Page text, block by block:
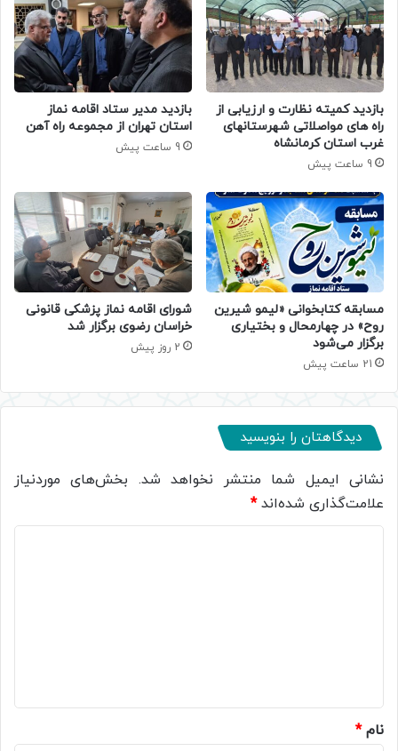
بازدید کمیته نظارت و ارزیابی از
راه های مواصلاتی شهرستانهای
غرب استان کرمانشاه
9 ساعت پیش
بازدید مدیر ستاد اقامه نماز
استان تهران از مجموعه راه آهن
9 ساعت پیش
مسابقه کتابخوانی «لیمو شیرین
روح» در چهارمحال و بختیاری
برگزار می‌شود
21 ساعت پیش
شورای اقامه نماز پزشکی قانونی
خراسان رضوی برگزار شد
2 روز پیش
دیدگاهتان را بنویسید
نشانی ایمیل شما منتشر نخواهد شد. بخش‌های موردنیاز
علامت‌گذاری شده‌اند*
نام*